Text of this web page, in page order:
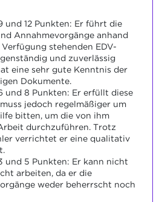
und 12 Punkten: Er führt die
Annahmevorgänge anhand
stehenden EDV-
und zuverlässig
eine sehr gute Kenntnis der
Dokumente.
und 8 Punkten: Er erfüllt diese
jedoch regelmäßiger um
bitten, um die von ihm
durchzuführen. Trotz
verrichtet er eine qualitativ
und 5 Punkten: Er kann nicht
arbeiten, da er die
weder beherrscht noch